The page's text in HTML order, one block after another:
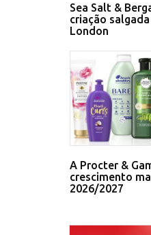
Sea Salt &
criação
London
A Procter &
crescimento
2026/2027